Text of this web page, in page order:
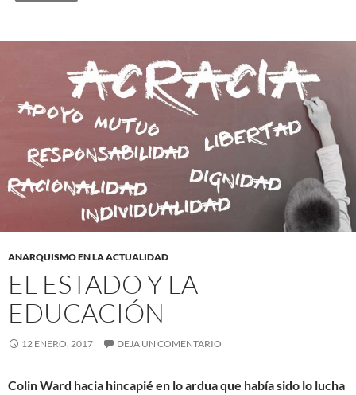
ANARQUISMO EN LA ACTUALIDAD
EL ESTADO Y LA
EDUCACIÓN
12 ENERO, 2017 DEJA UN COMENTARIO
Colin Ward hacia hincapié en lo ardua que había sido lo lucha